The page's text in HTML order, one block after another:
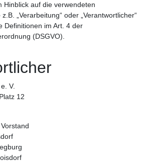
Hinblick auf die verwendeten
„Verarbeitung“ oder „Verantwortlicher“
Definitionen im Art. 4 der
(DSGVO).
V.
12